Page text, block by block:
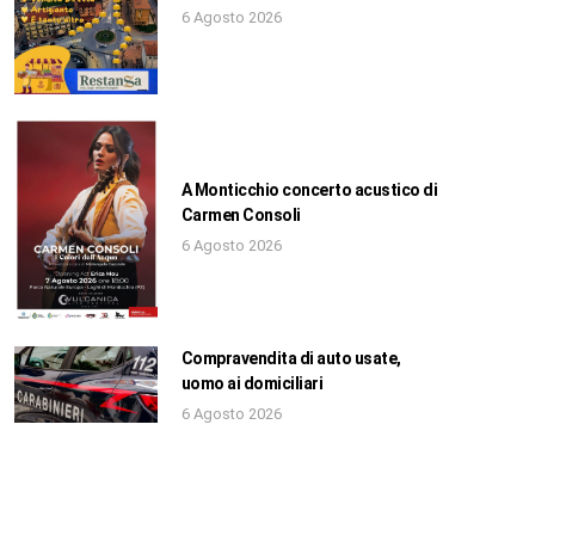
6 Agosto 2026
A Monticchio concerto acustico di
Carmen Consoli
6 Agosto 2026
Compravendita di auto usate,
uomo ai domiciliari
6 Agosto 2026